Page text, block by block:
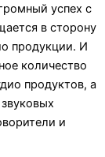
успех с
в сторону
продукции. И
количество
продуктов, а
и